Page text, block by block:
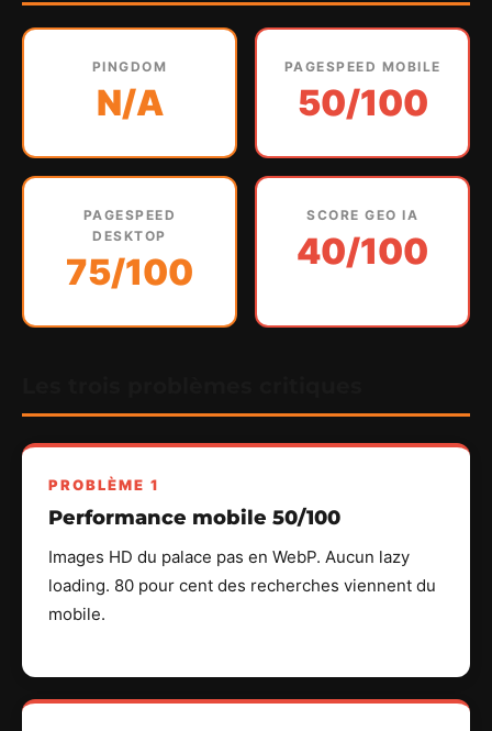
PINGDOM
N/A
PAGESPEED MOBILE
50/100
PAGESPEED
DESKTOP
75/100
SCORE GEO IA
40/100
PROBLÈME 1
Performance mobile 50/100
Images HD du palace pas en WebP. Aucun lazy
loading. 80 pour cent des recherches viennent du
mobile.